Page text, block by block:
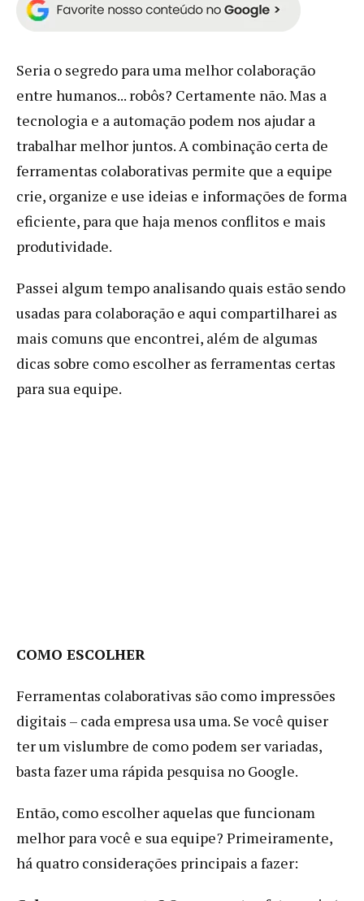
Seria o segredo para uma melhor colaboração
entre humanos... robôs? Certamente não. Mas a
tecnologia e a automação podem nos ajudar a
trabalhar melhor juntos. A combinação certa de
ferramentas colaborativas permite que a equipe
crie, organize e use ideias e informações de forma
eficiente, para que haja menos conflitos e mais
produtividade.
Passei algum tempo analisando quais estão sendo
usadas para colaboração e aqui compartilharei as
mais comuns que encontrei, além de algumas
dicas sobre como escolher as ferramentas certas
para sua equipe.
COMO ESCOLHER
Ferramentas colaborativas são como impressões
digitais – cada empresa usa uma. Se você quiser
ter um vislumbre de como podem ser variadas,
basta fazer uma rápida pesquisa no Google.
Então, como escolher aquelas que funcionam
melhor para você e sua equipe? Primeiramente,
há quatro considerações principais a fazer: